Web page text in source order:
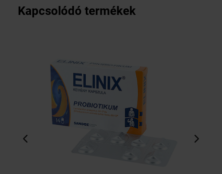
Kapcsolódó termékek